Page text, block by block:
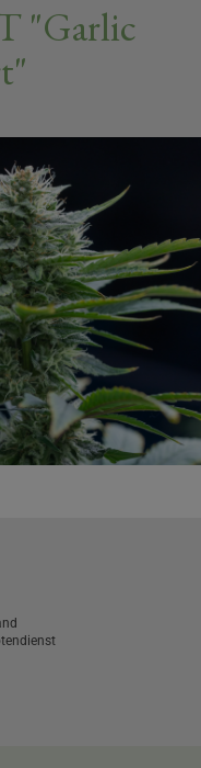
"Garlic